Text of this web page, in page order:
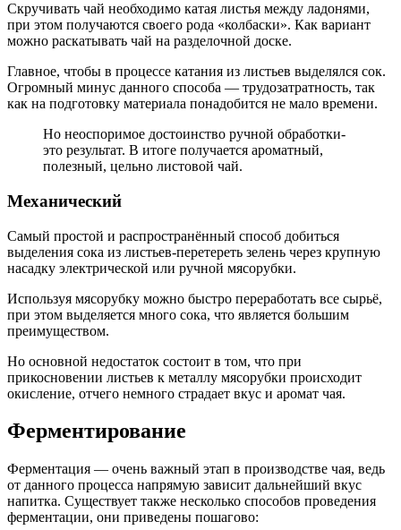
Скручивать чай необходимо катая листья между ладонями,
при этом получаются своего рода «колбаски». Как вариант
можно раскатывать чай на разделочной доске.
Главное, чтобы в процессе катания из листьев выделялся сок.
Огромный минус данного способа — трудозатратность, так
как на подготовку материала понадобится не мало времени.
Но неоспоримое достоинство ручной обработки-
это результат. В итоге получается ароматный,
полезный, цельно листовой чай.
Механический
Самый простой и распространённый способ добиться
выделения сока из листьев-перетереть зелень через крупную
насадку электрической или ручной мясорубки.
Используя мясорубку можно быстро переработать все сырьё,
при этом выделяется много сока, что является большим
преимуществом.
Но основной недостаток состоит в том, что при
прикосновении листьев к металлу мясорубки происходит
окисление, отчего немного страдает вкус и аромат чая.
Ферментирование
Ферментация — очень важный этап в производстве чая, ведь
от данного процесса напрямую зависит дальнейший вкус
напитка. Существует также несколько способов проведения
ферментации, они приведены пошагово: